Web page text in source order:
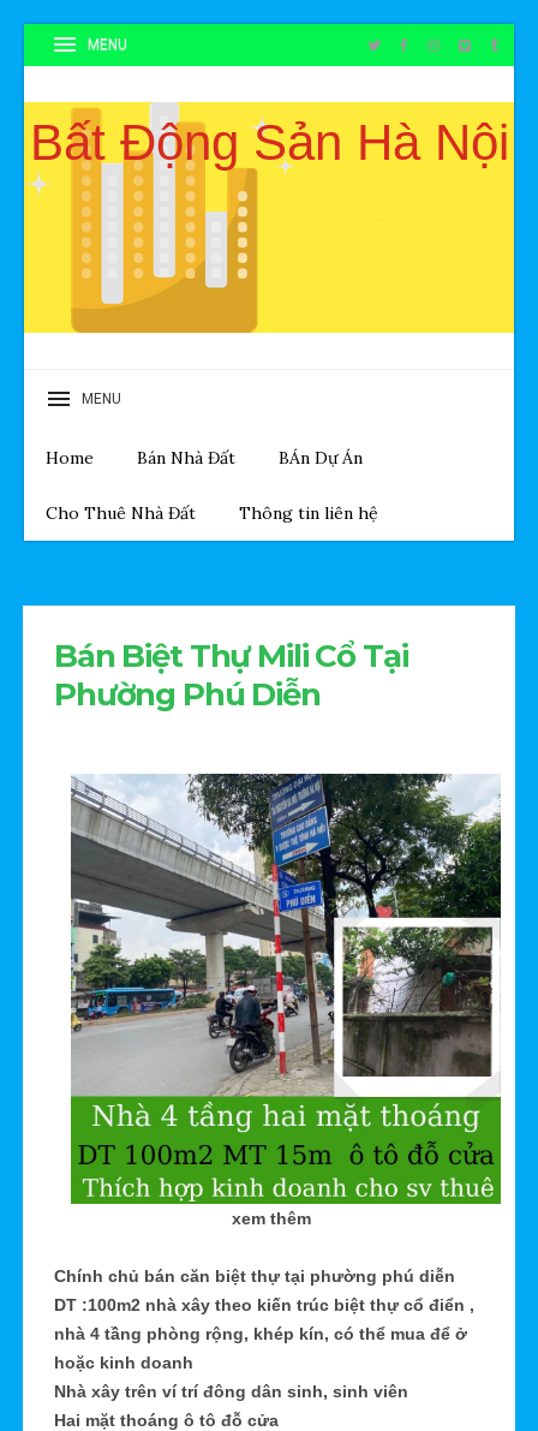
Bất Động Sản Hà Nội
Home Bán Nhà Đất BÁn Dự Án
Cho Thuê Nhà Đất Thông tin liên hệ
Bán Biệt Thự Mili Cổ Tại
Phường Phú Diễn
xem thêm
Chính chủ bán căn biệt thự tại phường phú diễn
DT :100m2 nhà xây theo kiến trúc biệt thự cổ điển ,
nhà 4 tầng phòng rộng, khép kín, có thể mua để ở
hoặc kinh doanh
Nhà xây trên ví trí đông dân sinh, sinh viên
Hai mặt thoáng ô tô đỗ cửa